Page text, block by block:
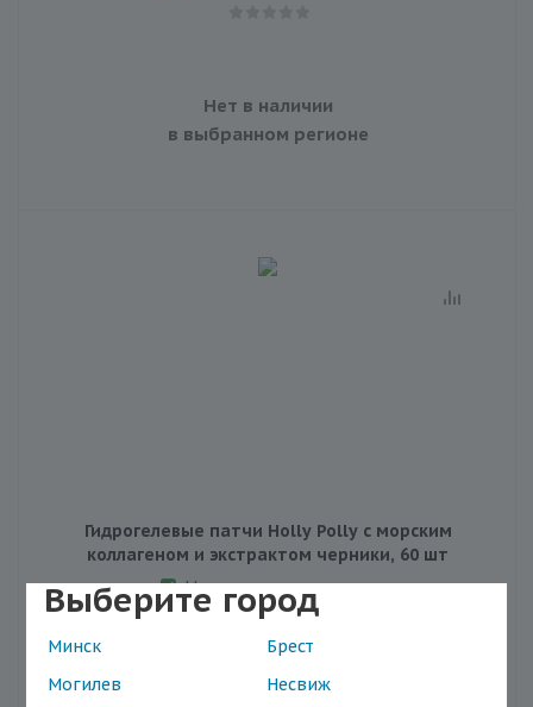
Выберите город
Минск
Брест
Могилев
Несвиж
Нет в наличии
в выбранном регионе
Гидрогелевые патчи Holly Polly с морским
коллагеном и экстрактом черники, 60 шт
Наличие в магазинах
22.4